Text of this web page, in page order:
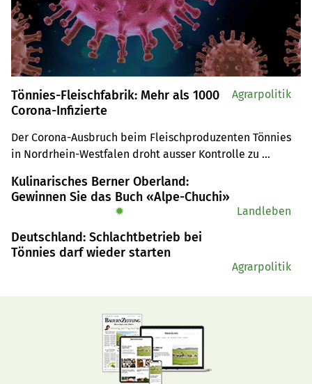
Tönnies-Fleischfabrik: Mehr als 1000
Corona-Infizierte
Der Corona-Ausbruch beim Fleischproduzenten Tönnies
in Nordrhein-Westfalen droht ausser Kontrolle zu
Agrarpolitik
Kulinarisches Berner Oberland:
Gewinnen Sie das Buch «Alpe-Chuchi»
✹ Landleben
Deutschland: Schlachtbetrieb bei
Tönnies darf wieder starten
Agrarpolitik